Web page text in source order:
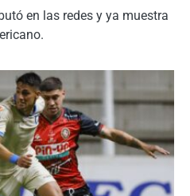
en las redes y ya muestra